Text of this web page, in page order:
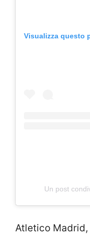
Visualizza questo
Un post
Atletico Madrid,